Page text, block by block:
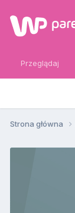
Przeglądaj
Strona główna